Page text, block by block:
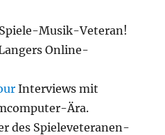
Musik-Veteran!
Online-
Interviews mit
Ära.
des Spieleveteranen-